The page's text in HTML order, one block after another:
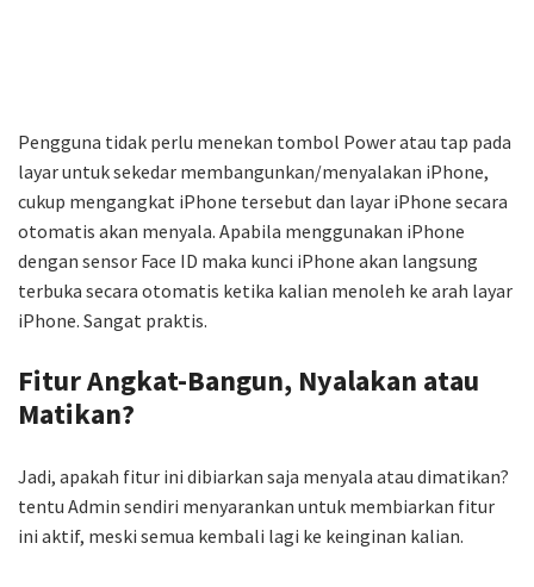
Pengguna tidak perlu menekan tombol Power atau tap pada
layar untuk sekedar membangunkan/menyalakan iPhone,
cukup mengangkat iPhone tersebut dan layar iPhone secara
otomatis akan menyala. Apabila menggunakan iPhone
dengan sensor Face ID maka kunci iPhone akan langsung
terbuka secara otomatis ketika kalian menoleh ke arah layar
iPhone. Sangat praktis.
Fitur Angkat-Bangun, Nyalakan atau
Matikan?
Jadi, apakah fitur ini dibiarkan saja menyala atau dimatikan?
tentu Admin sendiri menyarankan untuk membiarkan fitur
ini aktif, meski semua kembali lagi ke keinginan kalian.